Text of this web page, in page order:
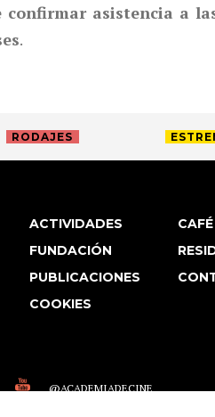
confirmar asistencia a
.
RODAJES
ACTIVIDADES CAFÉ
FUNDACIÓN
PUBLICACIONES
COOKIES
@ACADEMIADECINE